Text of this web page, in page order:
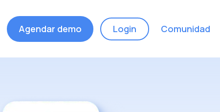
Agendar demo Login Comunidad